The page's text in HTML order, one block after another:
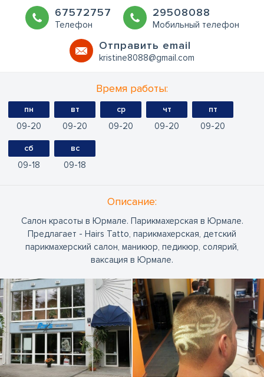
67572757
Телефон
29508088
Мобильный телефон
Oтправить email
kristine8088@gmail.com
Время работы:
пн
09 20
вт
09 20
ср
09 20
чт
09 20
пт
09 20
сб
09 18
вс
09 18
Oписание:
Салон красоты в Юрмале. Парикмахерская в Юрмале.
Предлагает - Hairs Tatto, парикмахерская, детский
парикмахерский салон, маникюр, педикюр, солярий,
ваксация в Юрмале.